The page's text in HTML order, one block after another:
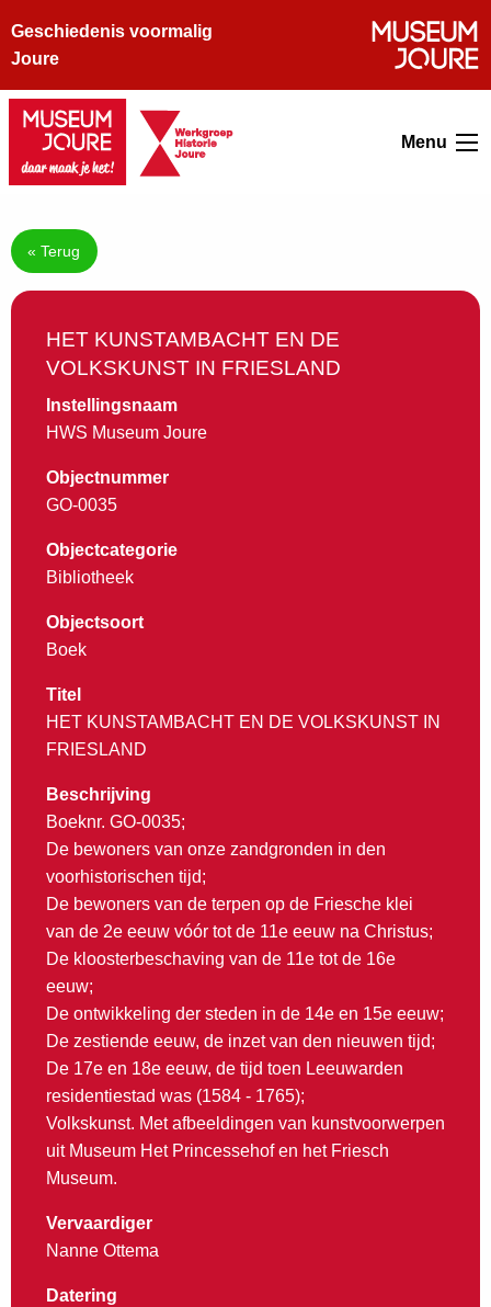
Geschiedenis voormalig
Joure
Menu
« Terug
HET KUNSTAMBACHT EN DE
VOLKSKUNST IN FRIESLAND
Instellingsnaam
HWS Museum Joure
Objectnummer
GO-0035
Objectcategorie
Bibliotheek
Objectsoort
Boek
Titel
HET KUNSTAMBACHT EN DE VOLKSKUNST IN
FRIESLAND
Beschrijving
Boeknr. GO-0035;
De bewoners van onze zandgronden in den
voorhistorischen tijd;
De bewoners van de terpen op de Friesche klei
van de 2e eeuw vóór tot de 11e eeuw na Christus;
De kloosterbeschaving van de 11e tot de 16e
eeuw;
De ontwikkeling der steden in de 14e en 15e eeuw;
De zestiende eeuw, de inzet van den nieuwen tijd;
De 17e en 18e eeuw, de tijd toen Leeuwarden
residentiestad was (1584 - 1765);
Volkskunst. Met afbeeldingen van kunstvoorwerpen
uit Museum Het Princessehof en het Friesch
Museum.
Vervaardiger
Nanne Ottema
Datering